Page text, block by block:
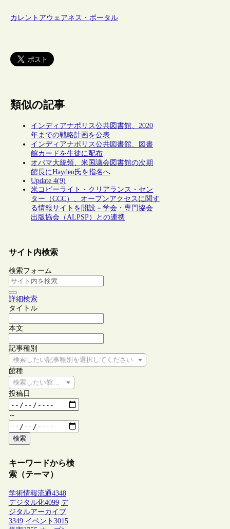
カレントアウェアネス・ポータル
類似の記事
インディアナポリス公共図書館、2020
年までの戦略計画を公表
インディアナポリス公共図書館、図書
館カードを生徒に配布
オバマ大統領、米国議会図書館の次期
館長にHayden氏を指名へ
Update 4(9)
米コピーライト・クリアランス・セン
ター（CCC）、オープンアクセスに関す
る情報サイトを開設－学会・専門協会
出版協会（ALPSP）との連携
サイト内検索
検索フォーム
詳細検索
タイトル
本文
記事種別
検索したい記事種別を選択してください
館種
検索したい館種を選択してください
投稿日
～
検索
キーワードから検
索（テーマ）
学術情報流通4348
デジタル化4099 デ
ジタルアーカイブ
3349 イベント 3015